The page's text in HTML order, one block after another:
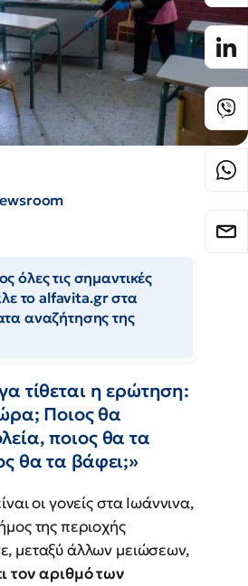
όλες τις σημαντικές
το alfavita.gr στα
αναζήτησης της
τίθεται η ερώτηση:
Ποιος θα
ποιος θα τα
θα τα βάφει;»
οι γονείς στα Ιωάννινα,
της περιοχής
μεταξύ άλλων μειώσεων,
τον αριθμό των